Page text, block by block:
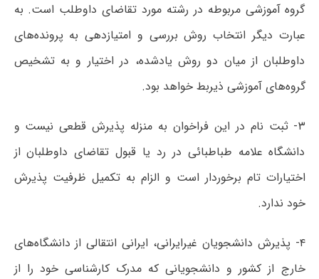
گروه آموزشی مربوطه در رشته مورد تقاضای داوطلب است. به
عبارت دیگر انتخاب روش بررسی و امتیازدهی به پرونده‌های
داوطلبان از میان دو روش یادشده، در اختیار و به تشخیص
گروه‌های آموزشی ذیربط خواهد بود.
۳- ثبت نام در این فراخوان به منزله پذیرش قطعی نیست و
دانشگاه علامه طباطبائی در رد یا قبول تقاضای داوطلبان از
اختیارات تام برخوردار است و الزام به تکمیل ظرفیت پذیرش
خود ندارد.
۴- پذیرش دانشجویان غیرایرانی، ایرانی انتقالی از دانشگاه‌های
خارج از کشور و دانشجویانی که مدرک کارشناسی خود را از